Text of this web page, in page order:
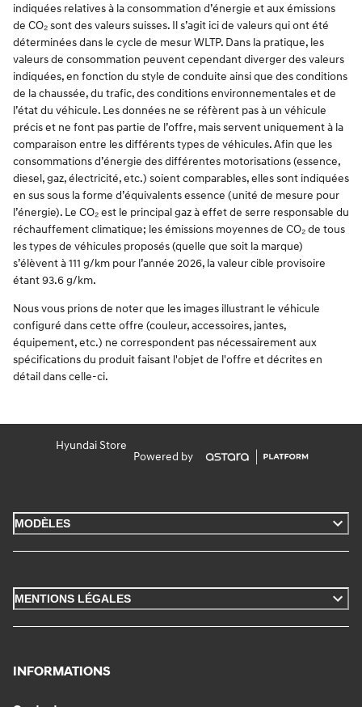
indiquées relatives à la consommation d’énergie et aux émissions
de CO₂ sont des valeurs suisses. Il s’agit ici de valeurs qui ont été
déterminées dans le cycle de mesur WLTP. Dans la pratique, les
valeurs de consommation peuvent cependant diverger des valeurs
indiquées, en fonction du style de conduite ainsi que des conditions
de la chaussée, du trafic, des conditions environnementales et de
l’état du véhicule. Les données ne se réfèrent pas à un véhicule
précis et ne font pas partie de l’offre, mais servent uniquement à la
comparaison entre les différents types de véhicules. Afin que les
consommations d’énergie des différentes motorisations (essence,
diesel, gaz, électricité, etc.) soient comparables, elles sont indiquées
en sus sous la forme d’équivalents essence (unité de mesure pour
l’énergie). Le CO₂ est le principal gaz à effet de serre responsable du
réchauffement climatique; les émissions moyennes de CO₂ de tous
les types de véhicules proposés (quelle que soit la marque)
s’élèvent à 111 g/km pour l’année 2026, la valeur cible provisoire
étant 93.6 g/km.
Nous vous prions de noter que les images illustrant le véhicule
configuré dans cette offre (couleur, accessoires, jantes,
équipement, etc.) ne correspondent pas nécessairement aux
spécifications du produit faisant l'objet de l'offre et décrites en
détail dans celle-ci.
Hyundai Store
Powered by
MODÈLES
MENTIONS LÉGALES
INFORMATIONS